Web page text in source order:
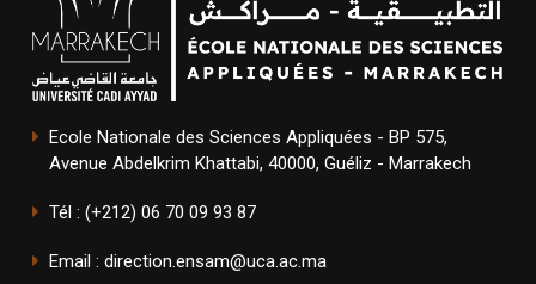
Ecole Nationale des Sciences Appliquées - BP 575,
Avenue Abdelkrim Khattabi, 40000, Guéliz - Marrakech
Tél : (+212) 06 70 09 93 87
Email : direction.ensam@uca.ac.ma